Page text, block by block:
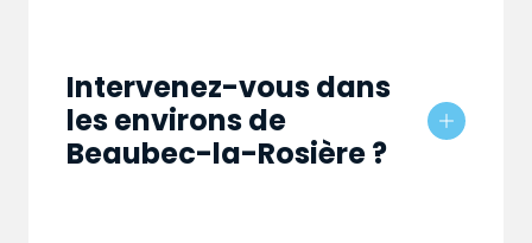
Intervenez-vous dans
les environs de
Beaubec-la-Rosière ?